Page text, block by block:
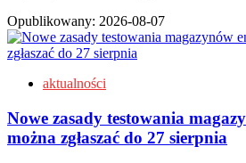
Opublikowany: 2026-08-07
aktualności
Nowe zasady testowania
można zgłaszać do 27 sierpnia